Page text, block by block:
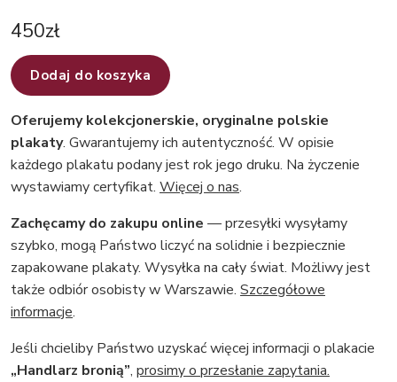
450zł
Dodaj do koszyka
Oferujemy kolekcjonerskie, oryginalne polskie
plakaty. Gwarantujemy ich autentyczność. W opisie
każdego plakatu podany jest rok jego druku. Na życzenie
wystawiamy certyfikat. Więcej o nas.
Zachęcamy do zakupu online — przesyłki wysyłamy
szybko, mogą Państwo liczyć na solidnie i bezpiecznie
zapakowane plakaty. Wysyłka na cały świat. Możliwy jest
także odbiór osobisty w Warszawie. Szczegółowe
informacje.
Jeśli chcieliby Państwo uzyskać więcej informacji o plakacie
„Handlarz bronią”, prosimy o przesłanie zapytania.